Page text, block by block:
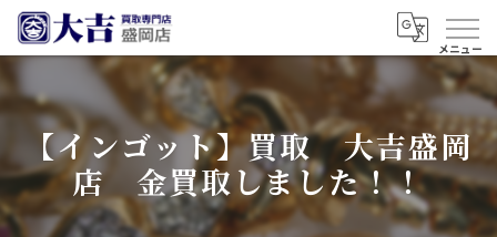
【インゴット】買取 大吉盛岡
店 金買取しました！！